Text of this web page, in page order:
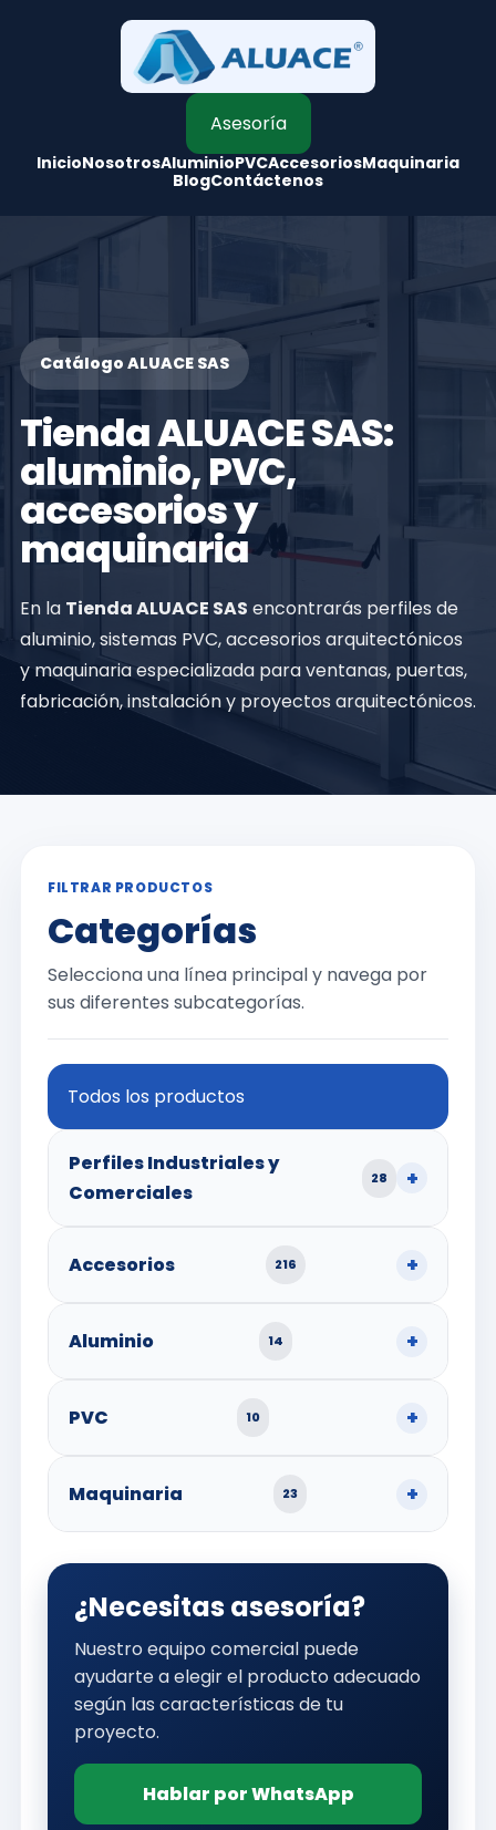
InicioNosotrosAluminioPVCAccesoriosMaquinaria
BlogContáctenos
Asesoría
Catálogo ALUACE SAS
Tienda ALUACE SAS:
aluminio, PVC,
accesorios y
maquinaria
En la Tienda ALUACE SAS encontrarás perfiles de
aluminio, sistemas PVC, accesorios arquitectónicos
y maquinaria especializada para ventanas, puertas,
fabricación, instalación y proyectos arquitectónicos.
FILTRAR PRODUCTOS
Categorías
Selecciona una línea principal y navega por
sus diferentes subcategorías.
Todos los productos
Perfiles Industriales y
Comerciales
28
Accesorios 216
Aluminio 14
PVC 10
Maquinaria 23
¿Necesitas asesoría?
Nuestro equipo comercial puede
ayudarte a elegir el producto adecuado
según las características de tu
proyecto.
Hablar por WhatsApp